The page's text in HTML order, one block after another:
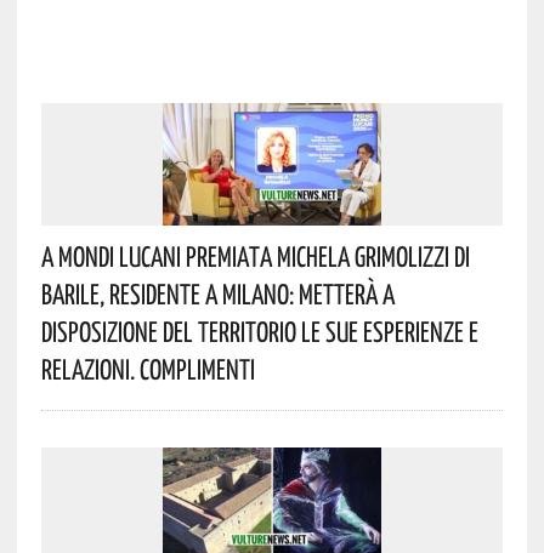
A Mondi Lucani Premiata Michela Grimolizzi Di
Barile, Residente A Milano: Metterà A
Disposizione Del Territorio Le Sue Esperienze E
Relazioni. Complimenti